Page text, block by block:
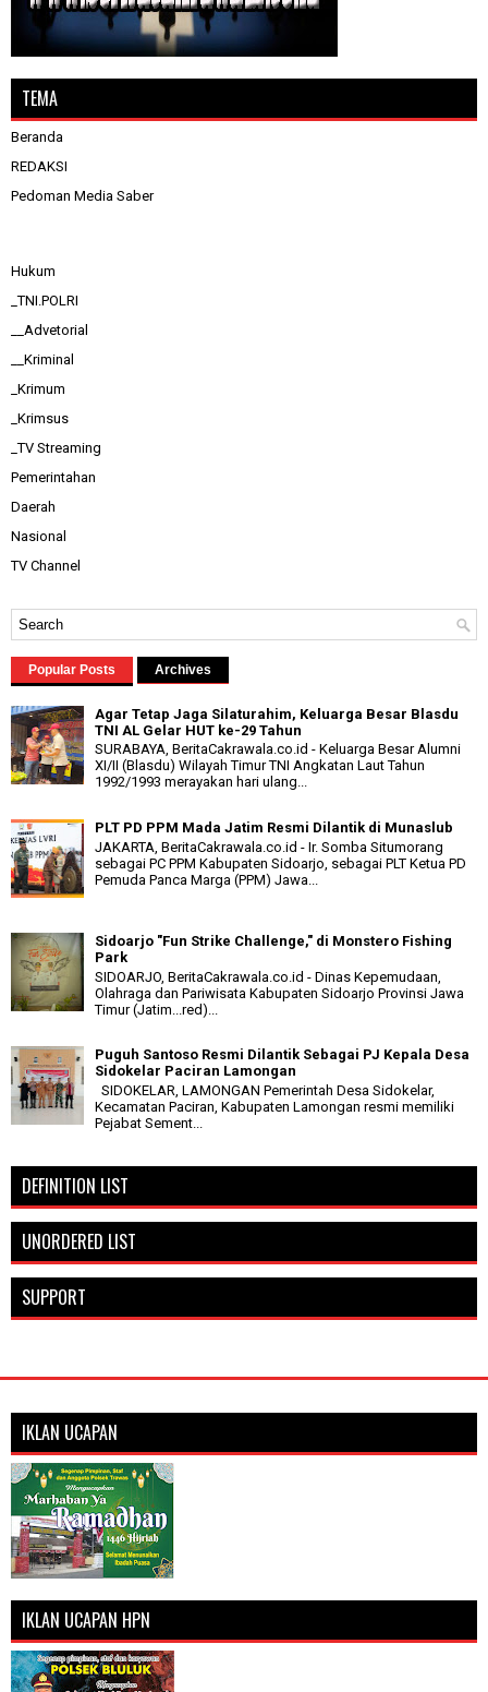
TEMA
Beranda
REDAKSI
Pedoman Media Saber
Hukum
_TNI.POLRI
__Advetorial
__Kriminal
_Krimum
_Krimsus
_TV Streaming
Pemerintahan
Daerah
Nasional
TV Channel
Popular Posts Archives
Agar Tetap Jaga Silaturahim, Keluarga Besar Blasdu
TNI AL Gelar HUT ke-29 Tahun
SURABAYA, BeritaCakrawala.co.id - Keluarga Besar Alumni
XI/II (Blasdu) Wilayah Timur TNI Angkatan Laut Tahun
1992/1993 merayakan hari ulang...
PLT PD PPM Mada Jatim Resmi Dilantik di Munaslub
JAKARTA, BeritaCakrawala.co.id - Ir. Somba Situmorang
sebagai PC PPM Kabupaten Sidoarjo, sebagai PLT Ketua PD
Pemuda Panca Marga (PPM) Jawa...
Sidoarjo "Fun Strike Challenge," di Monstero Fishing
Park
SIDOARJO, BeritaCakrawala.co.id - Dinas Kepemudaan,
Olahraga dan Pariwisata Kabupaten Sidoarjo Provinsi Jawa
Timur (Jatim...red)...
Puguh Santoso Resmi Dilantik Sebagai PJ Kepala Desa
Sidokelar Paciran Lamongan
SIDOKELAR, LAMONGAN Pemerintah Desa Sidokelar,
Kecamatan Paciran, Kabupaten Lamongan resmi memiliki
Pejabat Sement...
DEFINITION LIST
UNORDERED LIST
SUPPORT
IKLAN UCAPAN
IKLAN UCAPAN HPN